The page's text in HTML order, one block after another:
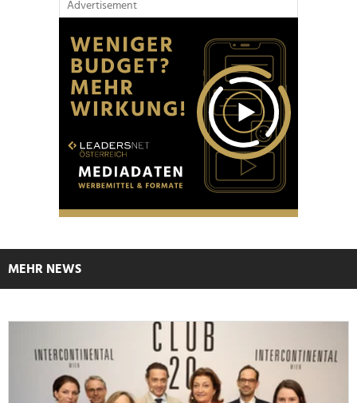
Advertisement
MEHR NEWS